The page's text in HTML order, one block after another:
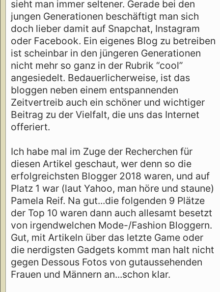
sieht man immer seltener. Gerade bei den
jungen Generationen beschäftigt man sich
doch lieber damit auf Snapchat, Instagram
oder Facebook. Ein eigenes Blog zu betreiben
ist scheinbar in den jüngeren Generationen
nicht mehr so ganz in der Rubrik “cool”
angesiedelt. Bedauerlicherweise, ist das
bloggen neben einem entspannenden
Zeitvertreib auch ein schöner und wichtiger
Beitrag zu der Vielfalt, die uns das Internet
offeriert.
Ich habe mal im Zuge der Recherchen für
diesen Artikel geschaut, wer denn so die
erfolgreichsten Blogger 2018 waren, und auf
Platz 1 war (laut Yahoo, man höre und staune)
Pamela Reif. Na gut...die folgenden 9 Plätze
der Top 10 waren dann auch allesamt besetzt
von irgendwelchen Mode-/Fashion Bloggern.
Gut, mit Artikeln über das letzte Game oder
die nerdigsten Gadgets kommt man halt nicht
gegen Dessous Fotos von gutaussehenden
Frauen und Männern an...schon klar.